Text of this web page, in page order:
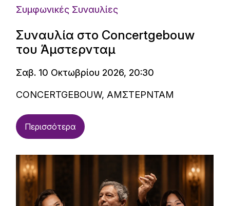
Συμφωνικές Συναυλίες
Συναυλία στο Concertgebouw
του Άμστερνταμ
Σαβ. 10 Οκτωβρίου 2026, 20:30
CONCERTGEBOUW, ΑΜΣΤΕΡΝΤΑΜ
Περισσότερα